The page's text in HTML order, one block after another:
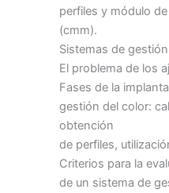
perfiles y módulo
(cmm).
Sistemas de
El problema de los
Fases de la
gestión del color:
obtención
de perfiles,
Criterios para la
de un sistema de